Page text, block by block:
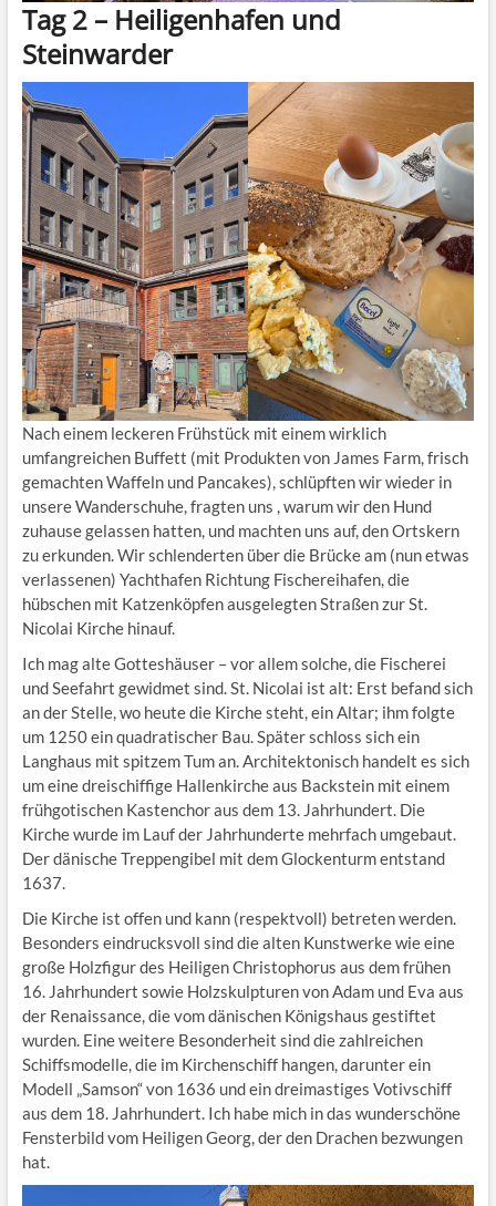
Tag 2 – Heiligenhafen und
Steinwarder
Nach einem leckeren Frühstück mit einem wirklich
umfangreichen Buffett (mit Produkten von James Farm, frisch
gemachten Waffeln und Pancakes), schlüpften wir wieder in
unsere Wanderschuhe, fragten uns , warum wir den Hund
zuhause gelassen hatten, und machten uns auf, den Ortskern
zu erkunden. Wir schlenderten über die Brücke am (nun etwas
verlassenen) Yachthafen Richtung Fischereihafen, die
hübschen mit Katzenköpfen ausgelegten Straßen zur St.
Nicolai Kirche hinauf.
Ich mag alte Gotteshäuser – vor allem solche, die Fischerei
und Seefahrt gewidmet sind. St. Nicolai ist alt: Erst befand sich
an der Stelle, wo heute die Kirche steht, ein Altar; ihm folgte
um 1250 ein quadratischer Bau. Später schloss sich ein
Langhaus mit spitzem Tum an. Architektonisch handelt es sich
um eine dreischiffige Hallenkirche aus Backstein mit einem
frühgotischen Kastenchor aus dem 13. Jahrhundert. Die
Kirche wurde im Lauf der Jahrhunderte mehrfach umgebaut.
Der dänische Treppengibel mit dem Glockenturm entstand
1637.
Die Kirche ist offen und kann (respektvoll) betreten werden.
Besonders eindrucksvoll sind die alten Kunstwerke wie eine
große Holzfigur des Heiligen Christophorus aus dem frühen
16. Jahrhundert sowie Holzskulpturen von Adam und Eva aus
der Renaissance, die vom dänischen Königshaus gestiftet
wurden. Eine weitere Besonderheit sind die zahlreichen
Schiffsmodelle, die im Kirchenschiff hangen, darunter ein
Modell „Samson“ von 1636 und ein dreimastiges Votivschiff
aus dem 18. Jahrhundert. Ich habe mich in das wunderschöne
Fensterbild vom Heiligen Georg, der den Drachen bezwungen
hat.